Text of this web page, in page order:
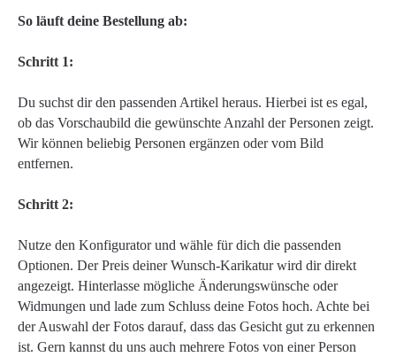
So läuft deine Bestellung ab:
Schritt 1:
Du suchst dir den passenden Artikel heraus. Hierbei ist es egal,
ob das Vorschaubild die gewünschte Anzahl der Personen zeigt.
Wir können beliebig Personen ergänzen oder vom Bild
entfernen.
Schritt 2:
Nutze den Konfigurator und wähle für dich die passenden
Optionen. Der Preis deiner Wunsch-Karikatur wird dir direkt
angezeigt. Hinterlasse mögliche Änderungswünsche oder
Widmungen und lade zum Schluss deine Fotos hoch. Achte bei
der Auswahl der Fotos darauf, dass das Gesicht gut zu erkennen
ist. Gern kannst du uns auch mehrere Fotos von einer Person